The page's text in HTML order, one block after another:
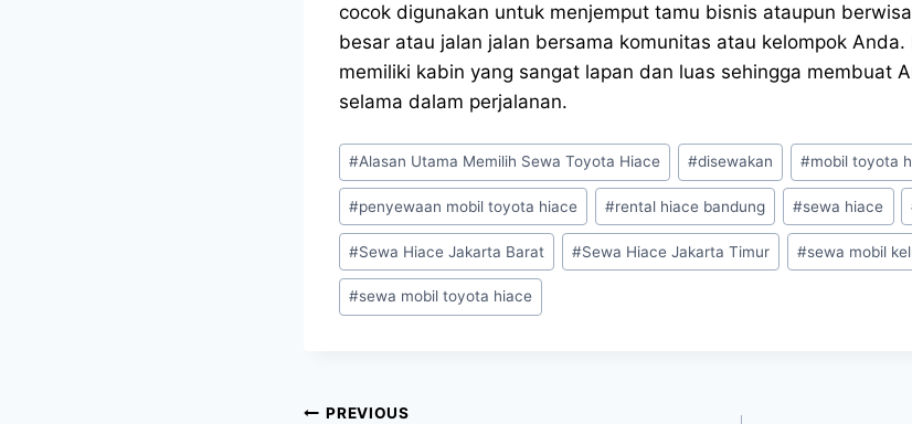
cocok digunakan untuk menjemput tamu bisnis ataupun
besar atau jalan jalan bersama komunitas atau kelompok Anda.
memiliki kabin yang sangat lapan dan luas sehingga membuat
selama dalam perjalanan.
Post
Tags:
#Alasan Utama Memilih Sewa Toyota Hiace #disewakan #mobil toyota
#penyewaan mobil toyota hiace #rental hiace bandung #sewa hiace
#Sewa Hiace Jakarta Barat #Sewa Hiace Jakarta Timur #sewa mobil
#sewa mobil toyota hiace
PREVIOUS